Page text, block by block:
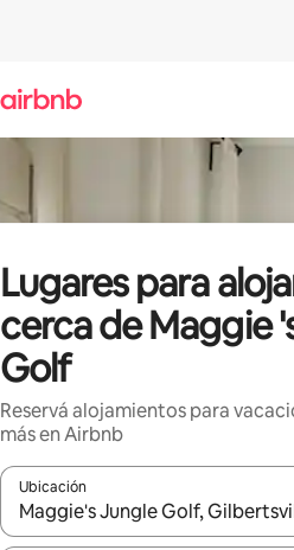
Lugares para
cerca de Maggie
Golf
Reservá alojamientos para
más en Airbnb
Ubicación
Cuando los resultados estén